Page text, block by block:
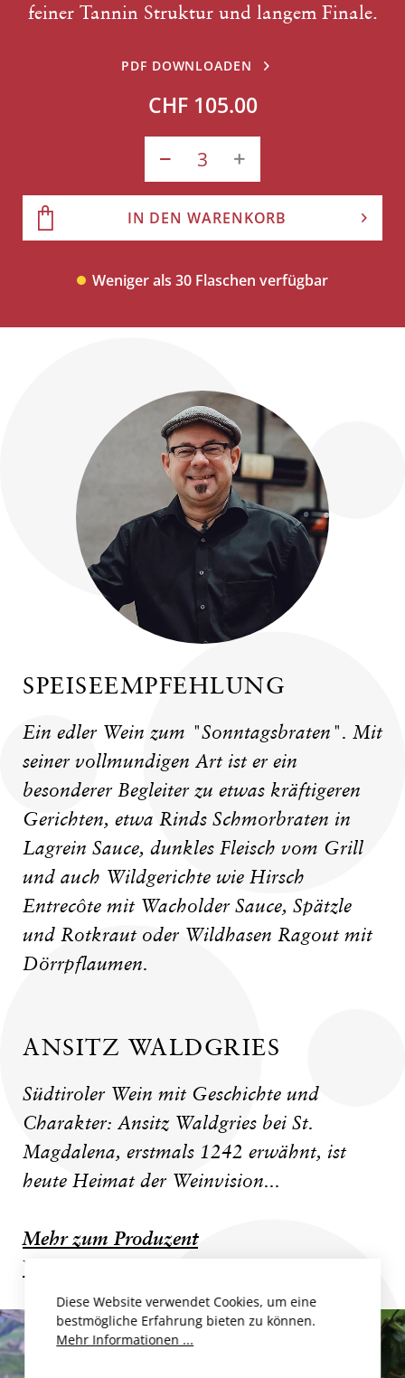
feiner Tannin Struktur und langem Finale.
PDF DOWNLOADEN
CHF 105.00
IN DEN WARENKORB
Weniger als 30 Flaschen verfügbar
SPEISEEMPFEHLUNG
Ein edler Wein zum "Sonntagsbraten". Mit
seiner vollmundigen Art ist er ein
besonderer Begleiter zu etwas kräftigeren
Gerichten, etwa Rinds Schmorbraten in
Lagrein Sauce, dunkles Fleisch vom Grill
und auch Wildgerichte wie Hirsch
Entrecôte mit Wacholder Sauce, Spätzle
und Rotkraut oder Wildhasen Ragout mit
Dörrpflaumen.
ANSITZ WALDGRIES
Südtiroler Wein mit Geschichte und
Charakter: Ansitz Waldgries bei St.
Magdalena, erstmals 1242 erwähnt, ist
heute Heimat der Weinvision...
Mehr zum Produzent
Weitere Weine des Produzenten
Diese Website verwendet Cookies, um eine
bestmögliche Erfahrung bieten zu können.
Mehr Informationen ...